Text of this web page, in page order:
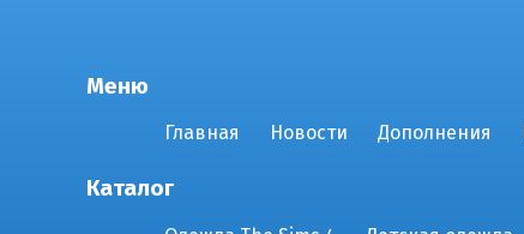
Меню
Главная Новости Дополнения
Каталог